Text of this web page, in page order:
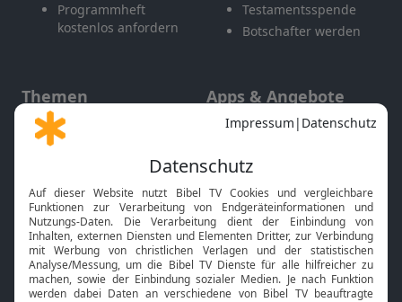
Programmheft
kostenlos anfordern
Testamentsspende
Botschafter werden
Themen
Gott und Bibel erklärt
Neuigkeiten
Apps & Angebote
Mobile App
Smart TV
HbbTV
Bibelthek Online-Bibel
Nächster Gottesdienst